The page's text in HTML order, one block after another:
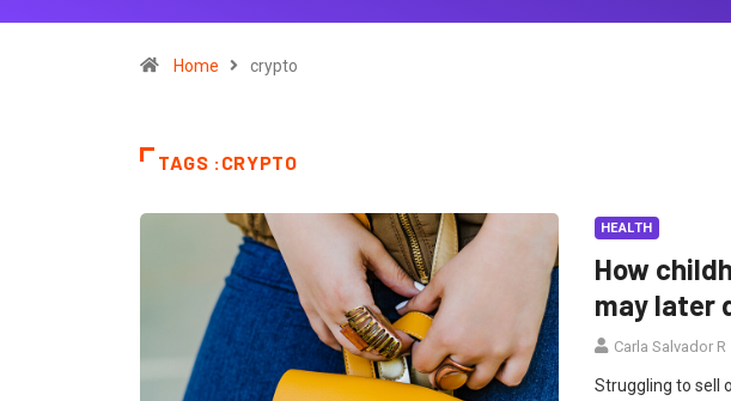
Home crypto
TAGS :CRYPTO
HEALTH
How
may later
Carla Salvador R
Struggling to sell